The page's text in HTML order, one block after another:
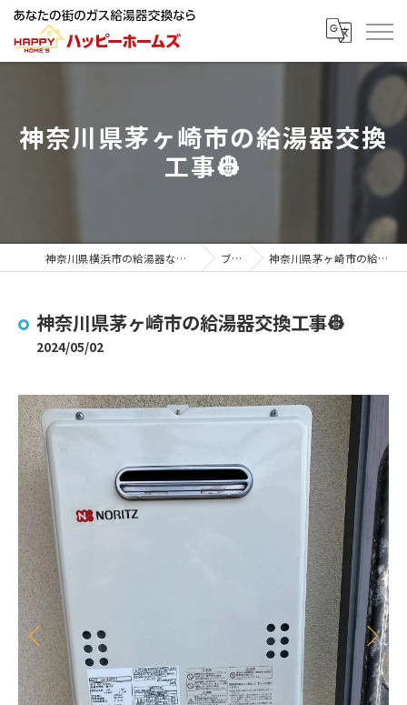
神奈川県茅ヶ崎市の給湯器交換
工事👷
神奈川県横浜市の給湯器ならハッピーホームズ ブログ 神奈川県茅ヶ崎市の給湯器交換工事👷
神奈川県茅ヶ崎市の給湯器交換工事👷
2024/05/02